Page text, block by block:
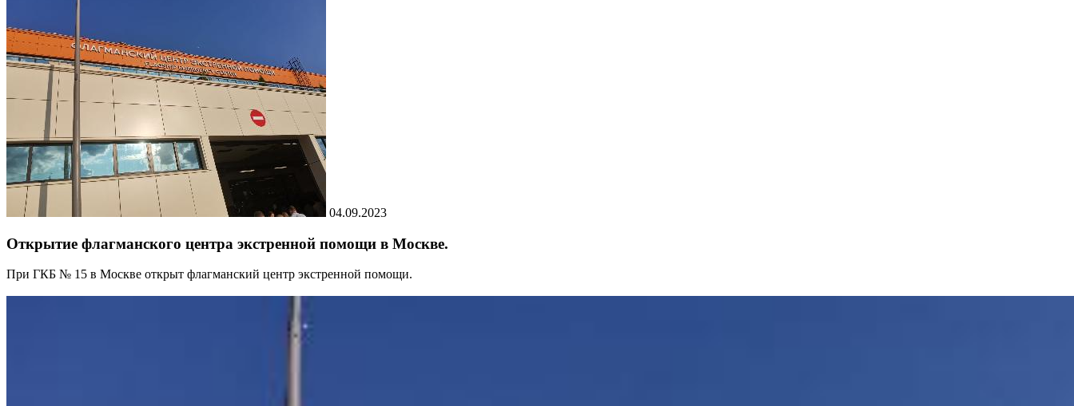
04.09.2023
Открытие флагманского центра экстренной помощи в Москве.
При ГКБ № 15 в Москве открыт флагманский центр экстренной помощи.